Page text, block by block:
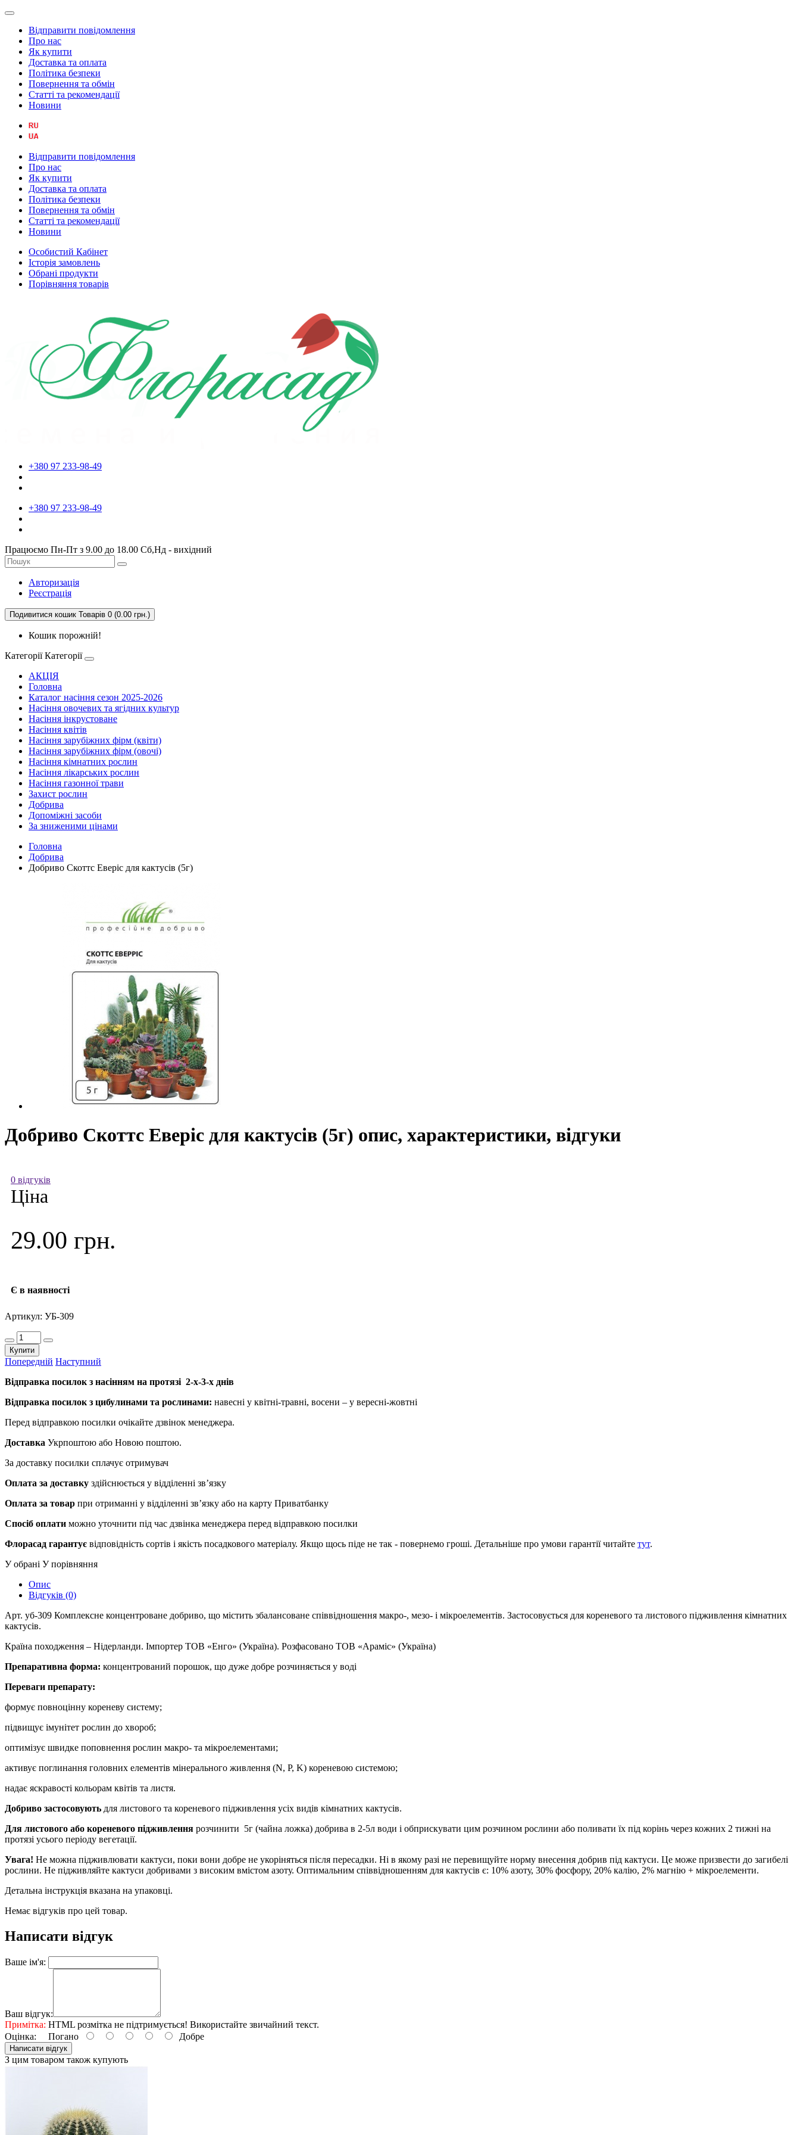
Відправити повідомлення
Про нас
Як купити
Доставка та оплата
Політика безпеки
Повернення та обмін
Статті та рекомендації
Новини
Відправити повідомлення
Про нас
Як купити
Доставка та оплата
Політика безпеки
Повернення та обмін
Статті та рекомендації
Новини
Особистий Кабінет
Історія замовлень
Обрані продукти
Порівняння товарів
+380 97 233-98-49
+380 97 233-98-49
Працюємо Пн-Пт з 9.00 до 18.00 Сб,Нд - вихідний
Авторизація
Реєстрація
Подивитися кошик Товарів 0 (0.00 грн.)
Кошик порожній!
Категорії Категорії
АКЦІЯ
Головна
Каталог насіння сезон 2025-2026
Насіння овочевих та ягідних культур
Насіння інкрустоване
Насіння квітів
Насіння зарубіжних фірм (квіти)
Насіння зарубіжних фірм (овочі)
Насіння кімнатних рослин
Насіння лікарських рослин
Насіння газонної трави
Захист рослин
Добрива
Допоміжні засоби
За зниженими цінами
Головна
Добрива
Добриво Скоттс Еверіс для кактусів (5г)
Добриво Скоттс Еверіс для кактусів (5г) опис, характеристики, відгуки
0 відгуків
Ціна
29.00 грн.
Є в наявності
Артикул: УБ-309
Купити
Попередній Наступний
Відправка посилок з насінням на протязі 2-х-3-х днів
Відправка посилок з цибулинами та рослинами: навесні у квітні-травні, восени – у вересні-жовтні
Перед відправкою посилки очікайте дзвінок менеджера.
Доставка Укрпоштою або Новою поштою.
За доставку посилки сплачує отримувач
Оплата за доставку здійснюється у відділенні зв’язку
Оплата за товар при отриманні у відділенні зв’язку або на карту Приватбанку
Спосіб оплати можно уточнити під час дзвінка менеджера перед відправкою посилки
Флорасад гарантує відповідність сортів і якість посадкового матеріалу. Якщо щось піде не так - повернемо гроші. Детальніше про умови гарантії читайте тут.
У обрані У порівняння
Опис
Відгуків (0)
Арт. уб-309 Комплексне концентроване добриво, що містить збалансоване співвідношення макро-, мезо- і мікроелементів. Застосовується для кореневого та листового підживлення кімнатних
кактусів.
Країна походження – Нідерланди. Імпортер ТОВ «Енго» (Україна). Розфасовано ТОВ «Араміс» (Україна)
Препаративна форма: концентрований порошок, що дуже добре розчиняється у воді
Переваги препарату:
формує повноцінну кореневу систему;
підвищує імунітет рослин до хвороб;
оптимізує швидке поповнення рослин макро- та мікроелементами;
активує поглинання головних елементів мінерального живлення (N, P, K) кореневою системою;
надає яскравості кольорам квітів та листя.
Добриво застосовують для листового та кореневого підживлення усіх видів кімнатних кактусів.
Для листового або кореневого підживлення розчинити 5г (чайна ложка) добрива в 2-5л води і обприскувати цим розчином рослини або поливати їх під корінь через кожних 2 тижні на
протязі усього періоду вегетації.
Увага! Не можна підживлювати кактуси, поки вони добре не укоріняться після пересадки. Ні в якому разі не перевищуйте норму внесення добрив під кактуси. Це може призвести до загибелі
рослини. Не підживляйте кактуси добривами з високим вмістом азоту. Оптимальним співвідношенням для кактусів є: 10% азоту, 30% фосфору, 20% калію, 2% магнію + мікроелементи.
Детальна інструкція вказана на упаковці.
Немає відгуків про цей товар.
Написати відгук
Ваше ім'я:
Ваш відгук:
Примітка: HTML розмітка не підтримується! Використайте звичайний текст.
Оцінка: Погано Добре
Написати відгук
З цим товаром також купують